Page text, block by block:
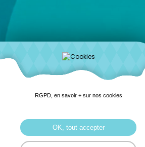
RGPD, en savoir + sur nos cookies
OK, tout accepter